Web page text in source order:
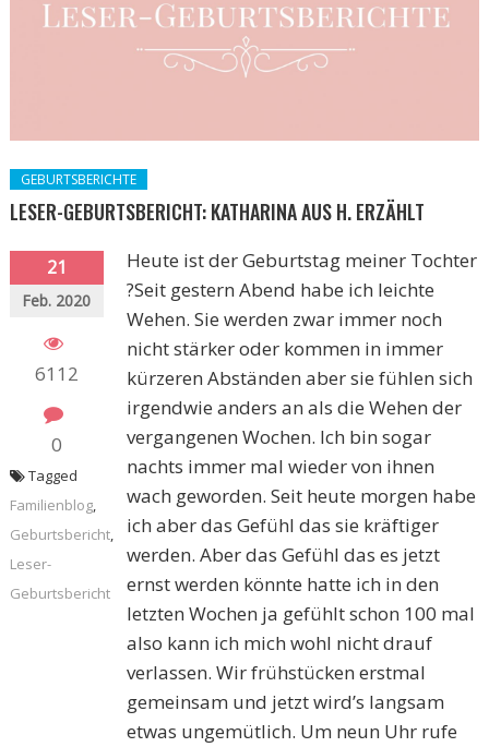
GEBURTSBERICHTE
LESER-GEBURTSBERICHT: KATHARINA AUS H. ERZÄHLT
21
Feb. 2020
6112
0
Heute ist der Geburtstag meiner Tochter
?Seit gestern Abend habe ich leichte
Wehen. Sie werden zwar immer noch
nicht stärker oder kommen in immer
kürzeren Abständen aber sie fühlen sich
irgendwie anders an als die Wehen der
vergangenen Wochen. Ich bin sogar
nachts immer mal wieder von ihnen
wach geworden. Seit heute morgen habe
ich aber das Gefühl das sie kräftiger
werden. Aber das Gefühl das es jetzt
ernst werden könnte hatte ich in den
letzten Wochen ja gefühlt schon 100 mal
also kann ich mich wohl nicht drauf
verlassen. Wir frühstücken erstmal
gemeinsam und jetzt wird’s langsam
etwas ungemütlich. Um neun Uhr rufe
Tagged
Familienblog,
Geburtsbericht,
Leser-
Geburtsbericht